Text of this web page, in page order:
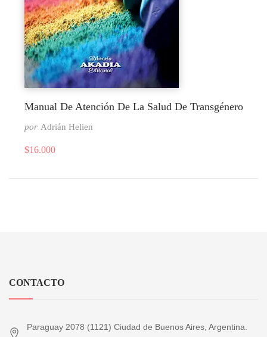
Manual De Atención De La Salud De Transgénero
por Adrián Helien
$16.000
CONTACTO
Paraguay 2078 (1121) Ciudad de Buenos Aires, Argentina.